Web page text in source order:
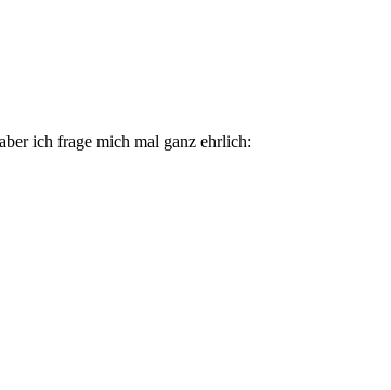
ich frage mich mal ganz ehrlich: